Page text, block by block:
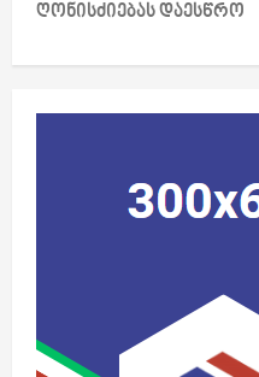
v
i
o
ღონისძიებას დაესწრო